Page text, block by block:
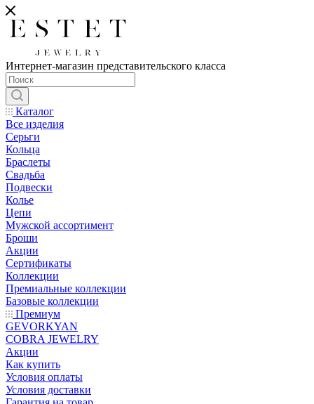
Интернет-магазин представительского класса
Каталог
Все изделия
Серьги
Кольца
Браслеты
Свадьба
Подвески
Колье
Цепи
Мужской ассортимент
Броши
Акции
Сертификаты
Коллекции
Премиальные коллекции
Базовые коллекции
Премиум
GEVORKYAN
COBRA JEWELRY
Акции
Как купить
Условия оплаты
Условия доставки